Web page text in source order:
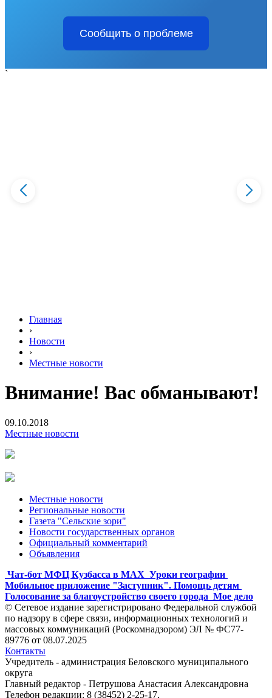
Сообщить о проблеме
`
Главная
›
Новости
›
Местные новости
Внимание! Вас обманывают!
09.10.2018
Местные новости
Местные новости
Региональные новости
Газета "Сельские зори"
Новости государственных органов
Официальный комментарий
Объявления
Чат-бот МФЦ Кузбасса в MAX Уроки географии
Мобильное приложение "Заступник". Помощь детям
Голосование за благоустройство своего города Мое дело
© Сетевое издание зарегистрировано Федеральной службой
по надзору в сфере связи, информационных технологий и
массовых коммуникаций (Роскомнадзором) ЭЛ № ФС77-
89776 от 08.07.2025
Контакты
Учредитель - администрация Беловского муниципального
округа
Главный редактор - Петрушова Анастасия Александровна
Телефон редакции: 8 (38452) 2-25-17,